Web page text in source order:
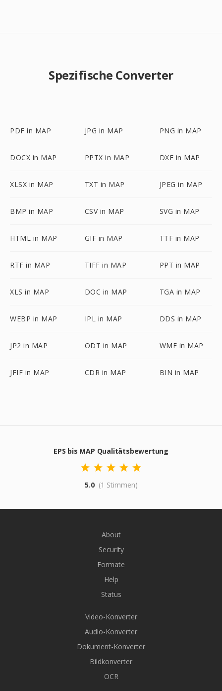
Spezifische Converter
PDF in MAP JPG in MAP PNG in MAP
DOCX in MAP PPTX in MAP DXF in MAP
XLSX in MAP TXT in MAP JPEG in MAP
BMP in MAP CSV in MAP SVG in MAP
HTML in MAP GIF in MAP TTF in MAP
RTF in MAP TIFF in MAP PPT in MAP
XLS in MAP DOC in MAP TGA in MAP
WEBP in MAP IPL in MAP DDS in MAP
JP2 in MAP ODT in MAP WMF in MAP
JFIF in MAP CDR in MAP BIN in MAP
EPS bis MAP Qualitätsbewertung
5.0 (1 Stimmen)
About
Security
Formate
Help
Status
Video-Konverter
Audio-Konverter
Dokument-Konverter
Bildkonverter
OCR